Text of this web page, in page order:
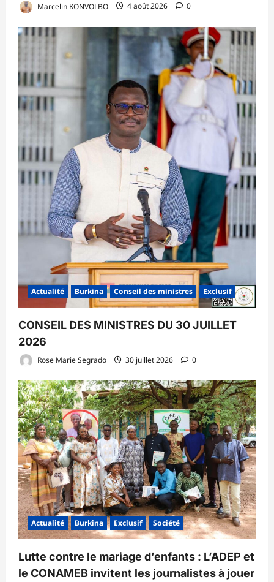
Marcelin KONVOLBO 4 août 2026 0
Actualité Burkina Conseil des ministres Exclusif
CONSEIL DES MINISTRES DU 30 JUILLET
2026
Rose Marie Segrado 30 juillet 2026 0
Actualité Burkina Exclusif Société
Lutte contre le mariage d’enfants : L’ADEP et
le CONAMEB invitent les journalistes à jouer